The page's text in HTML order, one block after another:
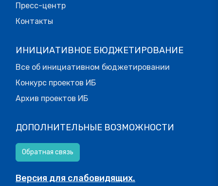
Пресс-центр
Контакты
ИНИЦИАТИВНОЕ БЮДЖЕТИРОВАНИЕ
Все об инициативном бюджетировании
Конкурс проектов ИБ
Архив проектов ИБ
ДОПОЛНИТЕЛЬНЫЕ ВОЗМОЖНОСТИ
Обратная связь
Версия для слабовидящих.